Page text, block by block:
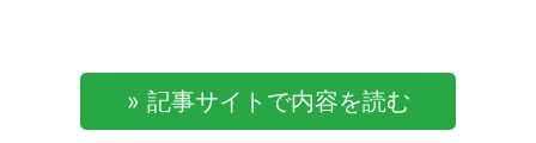
» 記事サイトで内容を読む